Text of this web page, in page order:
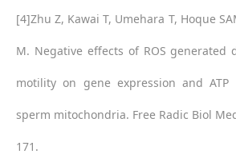
[4]Zhu Z, Kawai T, Umehara T, Hoque
M. Negative effects of ROS generated
motility on gene expression and
sperm mitochondria. Free Radic Biol
171.